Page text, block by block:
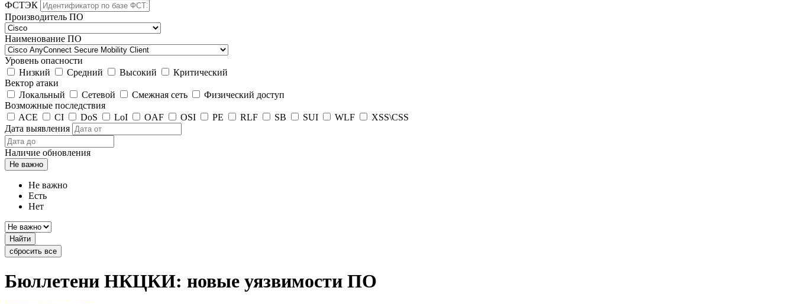
ФСТЭК
Производитель ПО
Наименование ПО
Уровень опасности
Низкий
Средний Высокий
Критический
Вектор атаки
Локальный
Сетевой Смежная сеть
Физический доступ
Возможные последствия
ACE
CI DoS LoI OAF OSI PE RLF SB SUI WLF
XSS\CSS
Дата выявления
Наличие обновления
Не важно
Не важно
Есть
Нет
Найти
сбросить все
Бюллетени НКЦКИ: новые уязвимости ПО